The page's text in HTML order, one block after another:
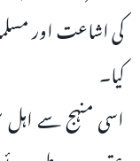
کی اشاعت اور
کیا۔
اسی منہج سے